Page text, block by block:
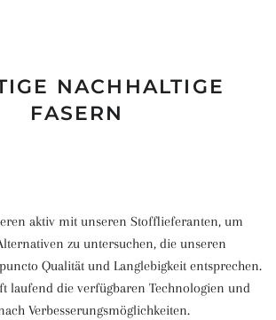
NACHHALTIGE
FASERN
aktiv mit unseren Stofflieferanten, um
zu untersuchen, die unseren
Qualität und Langlebigkeit entsprechen.
laufend die verfügbaren Technologien und
Verbesserungsmöglichkeiten.